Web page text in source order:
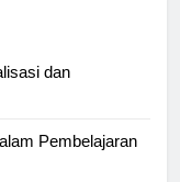
dan
Pembelajaran